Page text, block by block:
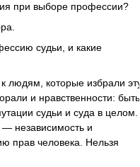
при выборе профессии?
судьи, и какие
людям, которые избрали эту
и нравственности: быть
судьи и суда в целом.
— независимость и
прав человека. Нельзя